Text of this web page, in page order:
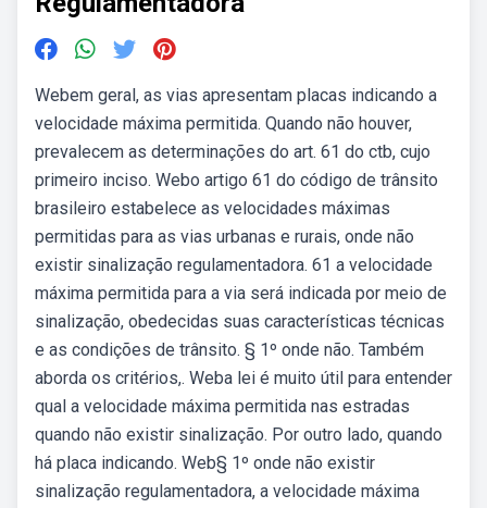
Webem geral, as vias apresentam placas indicando a
velocidade máxima permitida. Quando não houver,
prevalecem as determinações do art. 61 do ctb, cujo
primeiro inciso. Webo artigo 61 do código de trânsito
brasileiro estabelece as velocidades máximas
permitidas para as vias urbanas e rurais, onde não
existir sinalização regulamentadora. 61 a velocidade
máxima permitida para a via será indicada por meio de
sinalização, obedecidas suas características técnicas
e as condições de trânsito. § 1º onde não. Também
aborda os critérios,. Weba lei é muito útil para entender
qual a velocidade máxima permitida nas estradas
quando não existir sinalização. Por outro lado, quando
há placa indicando. Web§ 1º onde não existir
sinalização regulamentadora, a velocidade máxima